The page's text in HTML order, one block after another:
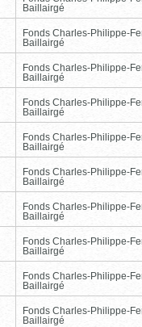
Baillairgé
Fonds Charles-Philippe-
Baillairgé
Fonds Charles-Philippe-
Baillairgé
Fonds Charles-Philippe-
Baillairgé
Fonds Charles-Philippe-
Baillairgé
Fonds Charles-Philippe-
Baillairgé
Fonds Charles-Philippe-
Baillairgé
Fonds Charles-Philippe-
Baillairgé
Fonds Charles-Philippe-
Baillairgé
Fonds Charles-Philippe-
Baillairgé